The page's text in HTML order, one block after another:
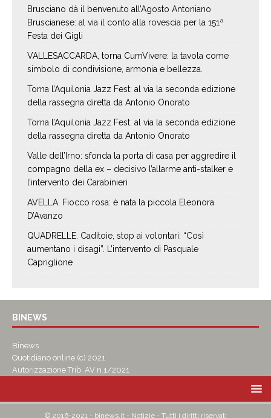
Brusciano dà il benvenuto all’Agosto Antoniano
Bruscianese: al via il conto alla rovescia per la 151ª
Festa dei Gigli
VALLESACCARDA, torna CumVivere: la tavola come
simbolo di condivisione, armonia e bellezza.
Torna l’Aquilonia Jazz Fest: al via la seconda edizione
della rassegna diretta da Antonio Onorato
Torna l’Aquilonia Jazz Fest: al via la seconda edizione
della rassegna diretta da Antonio Onorato
Valle dell’Irno: sfonda la porta di casa per aggredire il
compagno della ex – decisivo l’allarme anti-stalker e
l’intervento dei Carabinieri
AVELLA. Fiocco rosa: è nata la piccola Eleonora
D’Avanzo
QUADRELLE. Caditoie, stop ai volontari: “Così
aumentano i disagi”. L’intervento di Pasquale
Capriglione
BINEWS
Binews
Quotidiano online (c) 2021
Autorizzazione Trib. AV n.1/2021
© 2016-2021 - binews.it - Notizie - Tutti i diritti riservati